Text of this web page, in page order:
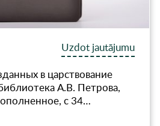
Uzdot jautājumu
в царствование
А.В. Петрова,
с 34…